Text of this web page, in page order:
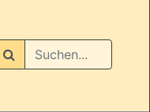
Suchen